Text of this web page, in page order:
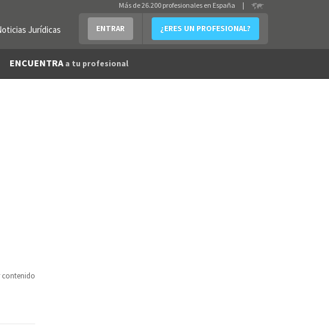
Jurídicas ENTRAR ¿ERES UN PROFESIONAL?
Más de 26.200 profesionales en España |
ENCUENTRA a tu profesional
contenido